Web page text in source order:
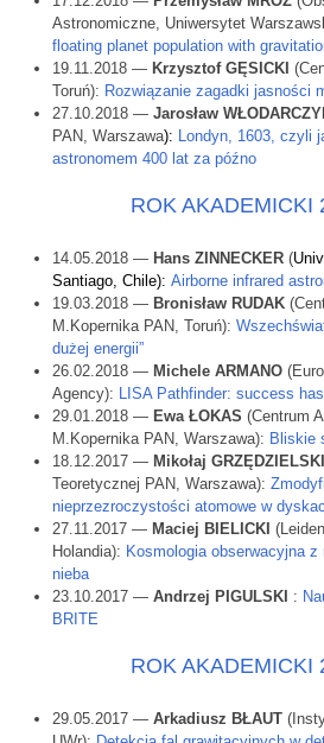
Astronomiczne, Uniwersytet
floating planet population with
19.11.2018 — Krzysztof GĘSICKI
Toruń): Rozwiązanie zagadki jasności
27.10.2018 — Jarosław
PAN, Warszawa): Londyn, 1603, czyli
astronomem 400 lat za późno
ROK AKADEMICKI
14.05.2018 — Hans ZINNECKER (
Santiago, Chile): Airborne infrared
19.03.2018 — Bronisław RUDAK
M.Kopernika PAN, Toruń):
dużej energii”
26.02.2018 — Michele ARMANO
Agency): LISA Pathfinder: success
29.01.2018 — Ewa ŁOKAS (Centrum
M.Kopernika PAN, Warszawa): Bliskie
18.12.2017 — Mikołaj GRZĘDZIELSKI
Teoretycznej PAN, Warszawa):
nieprzezroczystości atomowe w
27.11.2017 — Maciej BIELICKI
Holandia): Kosmologia obserwacyjna
nieba
23.10.2017 — Andrzej PIGULSKI :
BRITE
ROK AKADEMICKI
29.05.2017 — Arkadiusz BŁAUT